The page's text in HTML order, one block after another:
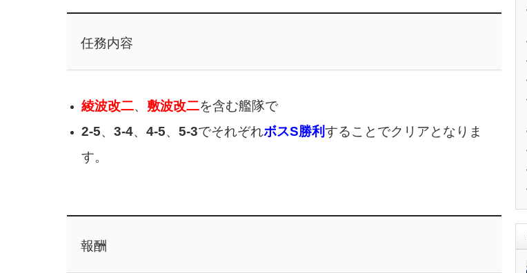
任務内容
綾波改二、 敷波改二を含む艦隊で
2-5、 3-4、 4-5、 5-3でそれぞれボスS勝利することでクリアとなりま
す。
報酬